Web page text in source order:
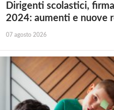
Dirigenti scolastici,
2024: aumenti e nuove
07 agosto 2026